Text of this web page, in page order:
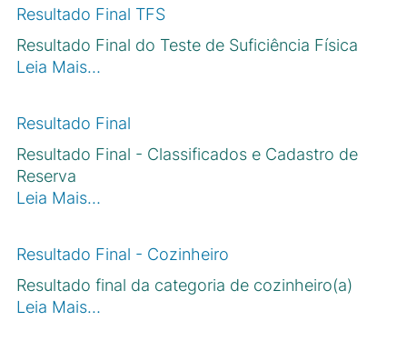
Resultado Final TFS
Resultado Final do Teste de Suficiência Física
Leia Mais…
Resultado Final
Resultado Final - Classificados e Cadastro de
Reserva
Leia Mais…
Resultado Final - Cozinheiro
Resultado final da categoria de cozinheiro(a)
Leia Mais…